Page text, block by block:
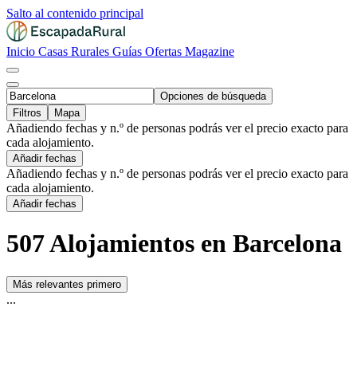
Salto al contenido principal
Inicio Casas Rurales Guías Ofertas Magazine
Opciones de búsqueda
Filtros
Mapa
Añadiendo fechas y n.º de personas podrás ver el precio exacto para
cada alojamiento.
Añadir fechas
Añadiendo fechas y n.º de personas podrás ver el precio exacto para
cada alojamiento.
Añadir fechas
507 Alojamientos en Barcelona
Más relevantes primero
...